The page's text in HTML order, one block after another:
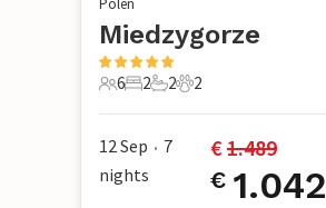
Polen
Miedzygorze
6 Gäste
6
2 Schlafzimmer
2
2 Badezimmer
2
2 Haustiere
2
12 Sep • 7
nights
€ 1.489
€ 1.042